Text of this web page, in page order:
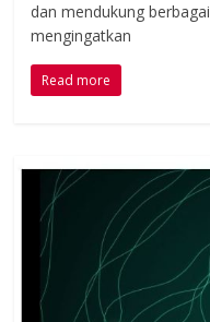
dan mendukung
mengingatkan
Read more